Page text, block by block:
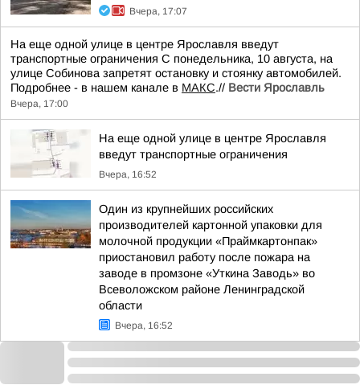
Вчера, 17:07
На еще одной улице в центре Ярославля введут
транспортные ограничения С понедельника, 10 августа, на
улице Собинова запретят остановку и стоянку автомобилей.
Подробнее - в нашем канале в МАКС.// Вести Ярославль
Вчера, 17:00
На еще одной улице в центре Ярославля
введут транспортные ограничения
Вчера, 16:52
Один из крупнейших российских
производителей картонной упаковки для
молочной продукции «Праймкартонпак»
приостановил работу после пожара на
заводе в промзоне «Уткина Заводь» во
Всеволожском районе Ленинградской
области
Вчера, 16:52